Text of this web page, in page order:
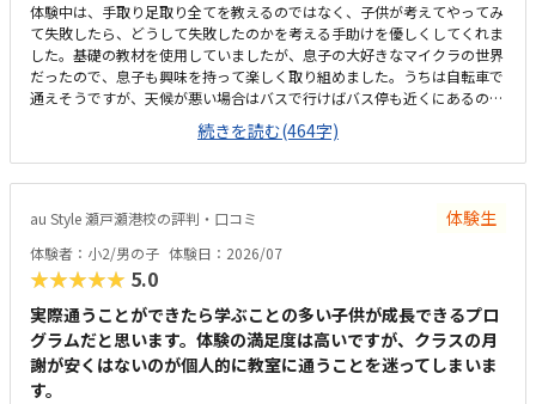
体験中は、手取り足取り全てを教えるのではなく、子供が考えてやってみ
て失敗したら、どうして失敗したのかを考える手助けを優しくしてくれま
した。基礎の教材を使用していましたが、息子の大好きなマイクラの世界
だったので、息子も興味を持って楽しく取り組めました。うちは自転車で
通えそうですが、天候が悪い場合はバスで行けばバス停も近くにあるので
で通いやすいな思います。久米川駅からも近く、駐車場・駐輪場もあるの
でアクセスはいいと思います。入り口は施錠してあり、カードをかざすと
解錠され中に入れるシステムで防犯面でも安心できると思いました。建物
内もとても綺麗で、清潔感もあり良かったです。少人数制で手厚くしっか
り学べるということを考えればまあ許容範囲かなとも思います。ですが、
週一回1時間でこの値段は少し高いなとも思うので、もう少し安かったら
嬉しいです。少人数で学べるので、先生の目も行き届き学びやすいと思い
ました。ただプログラミングを学ぶだけでなく、学校生活や将来にも役に
たつ考え方や取り組み方など成長出来そうな要素が沢山あるなと感じまし
た。
続きを読む(464字)
au Style 瀬戸瀬港校の評判・口コミ 体験生
体験者：小2/男の子 体験日：2026/07
★★★★★ 5.0
実際通うことができたら学ぶことの多い子供が成長できるプロ
グラムだと思います。体験の満足度は高いですが、クラスの月
謝が安くはないのが個人的に教室に通うことを迷ってしまいま
す。